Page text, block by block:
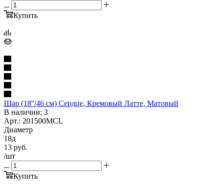
Купить
Шар (18''/46 см) Сердце, Кремовый Латте, Матовый
В наличии: 3
Арт.: 201500MCL
Диаметр
18д
13 руб.
/шт
Купить